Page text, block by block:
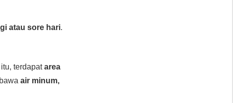
atau sore hari.
terdapatarea
air minum,